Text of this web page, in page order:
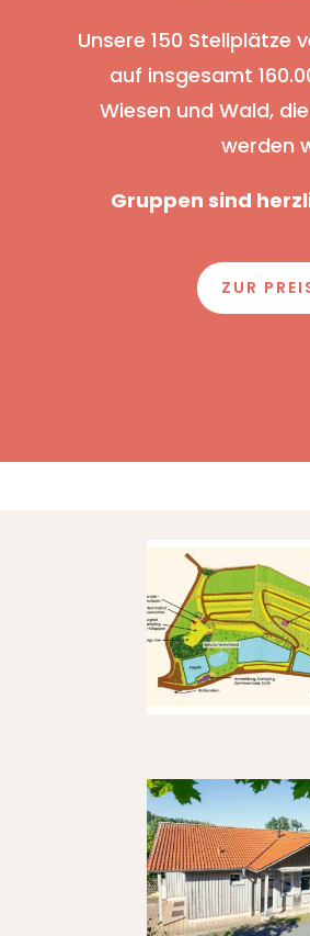
Unsere 150 Stellplätze
auf insgesamt
Wiesen und Wald,
werden
Gruppen sind
ZUR